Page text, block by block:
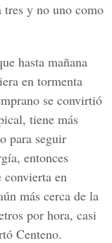
tres y no uno como
hasta mañana
en tormenta
se convirtió
tiene más
para seguir
entonces
convierta en
más cerca de la
por hora, casi
Centeno.